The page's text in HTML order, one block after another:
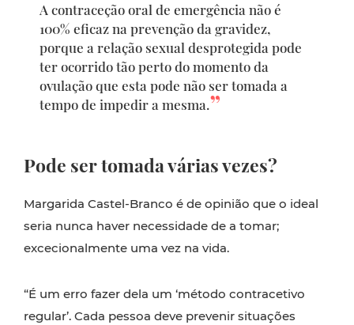
A contraceção oral de emergência não é
100% eficaz na prevenção da gravidez,
porque a relação sexual desprotegida pode
ter ocorrido tão perto do momento da
ovulação que esta pode não ser tomada a
tempo de impedir a mesma.
Pode ser tomada várias vezes?
Margarida Castel-Branco é de opinião que o ideal
seria nunca haver necessidade de a tomar;
excecionalmente uma vez na vida.
“É um erro fazer dela um ‘método contracetivo
regular’. Cada pessoa deve prevenir situações